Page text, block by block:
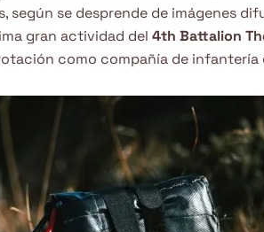
según se desprende de imágenes
gran actividad del 4th Battalion
como compañía de infantería